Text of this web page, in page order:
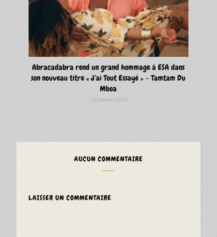
Abracadabra rend un grand hommage à ESA dans
son nouveau titre « J’ai Tout Essayé » – Tamtam Du
Mboa
23 janvier 2020
AUCUN COMMENTAIRE
LAISSER UN COMMENTAIRE